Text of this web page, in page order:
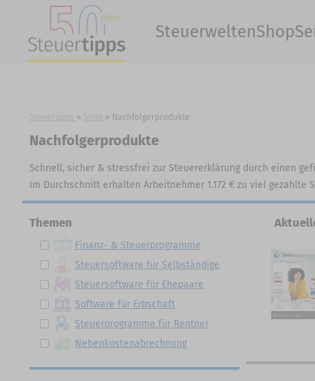
SteuerweltenShop
Nachfolgerprodukte
Nachfolgerprodukte
Schnell, sicher & stressfrei zur Steuererklärung durch einen
Im Durchschnitt erhalten Arbeitnehmer 1.172 € zu viel
Themen
Finanz- & Steuerprogramme
Steuersoftware für Selbständige
Steuersoftware für Ehepaare
Software für Erbschaft
Steuerprogramme für Rentner
Nebenkostenabrechnung